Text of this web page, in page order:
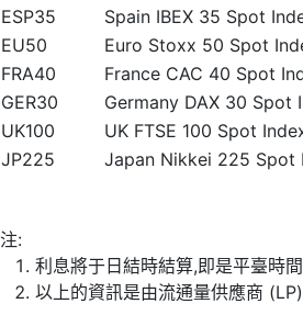
ESP35
Spain IBEX 35 Spot
EU50
Euro Stoxx 50 Spot
FRA40
France CAC 40 Spot
GER30
Germany DAX 30 Spot
UK100
UK FTSE 100 Spot
JP225
Japan Nikkei 225 Spot
注:
利息將于日結時結算,即是平臺時
以上的資訊是由流通量供應商